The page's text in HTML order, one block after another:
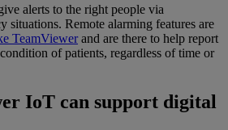
alerts to the right people via
situations. Remote alarming features are
TeamViewerand are there to help report
of patients, regardless of time or
IoT can support digital